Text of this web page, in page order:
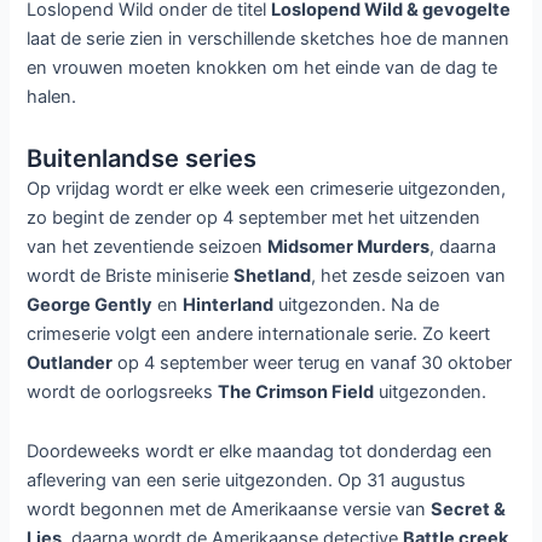
Midsomer Murders,Outlander ,Secret & Lies,Shetland,T.,
The Crimson Field, The Last Ship ,Voor wat hoort wat/
Laat een reactie achter
De Belgische zender
drie eigen producties en ook zenden ze een aantal
buitenlandse series uit, waaronder het langverwachte
tweede deel van het eerste seizoenOutlander.
Vlaamse series
Op 13 september gaat de nieuwe misdaadserie T.van
start. Deze serie gaat over Jason Teerlinck (Koen De
Bouw), een briljante professor in de criminologie die de
politie helpt. Alleen is hij niet bepaald goed in de sociale
september en gaat over vier jongeren die een taakstraf
moeten doen in een luxe bejaardentehuis. Iets wat voor de
jongeren een schok is, maar voor de bewoners al helemaal.